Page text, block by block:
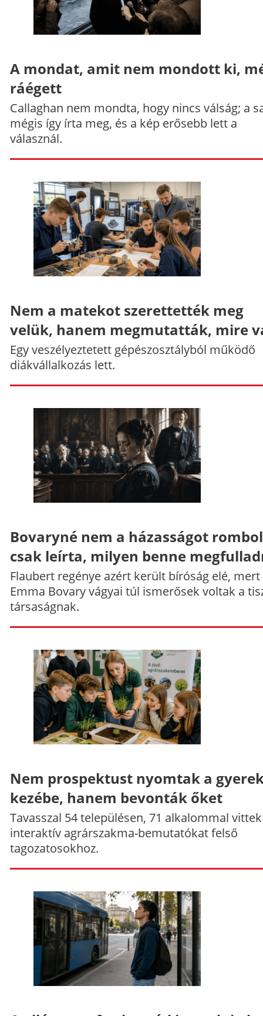
A mondat, amit nem mondott ki,
ráégett
Callaghan nem mondta, hogy nincs válság; a
mégis így írta meg, és a kép erősebb lett a
válasznál.
Nem a matekot szerettették meg
velük, hanem megmutatták, mire
Egy veszélyeztetett gépészosztályból működő
diákvállalkozás lett.
Bovaryné nem a házasságot
csak leírta, milyen benne
Flaubert regénye azért került bíróság elé, mert
Emma Bovary vágyai túl ismerősek voltak a
társaságnak.
Nem prospektust nyomtak a
kezébe, hanem bevonták őket
Tavasszal 54 településen, 71 alkalommal vittek
interaktív agrárszakma-bemutatókat felső
tagozatosokhoz.